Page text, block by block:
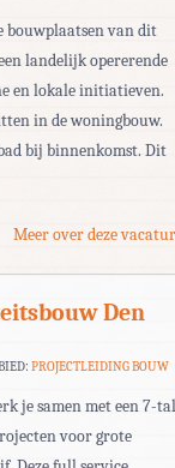
bouwplaatsen van dit
landelijk opererende
en lokale initiatieven.
in de woningbouw.
bij binnenkomst. Dit
Meer over deze
Den
PROJECTLEIDING BOUW
je samen met een 7-tal
voor grote